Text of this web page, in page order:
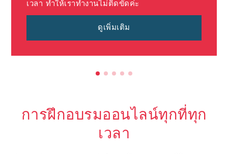
เวลา ทำให้เราทำงานไม่ติดขัดค่ะ
ดูเพิ่มเติม
การฝึกอบรมออนไลน์ทุกที่ทุก
เวลา